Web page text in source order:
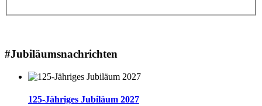
#Jubiläumsnachrichten
125-Jähriges Jubiläum 2027